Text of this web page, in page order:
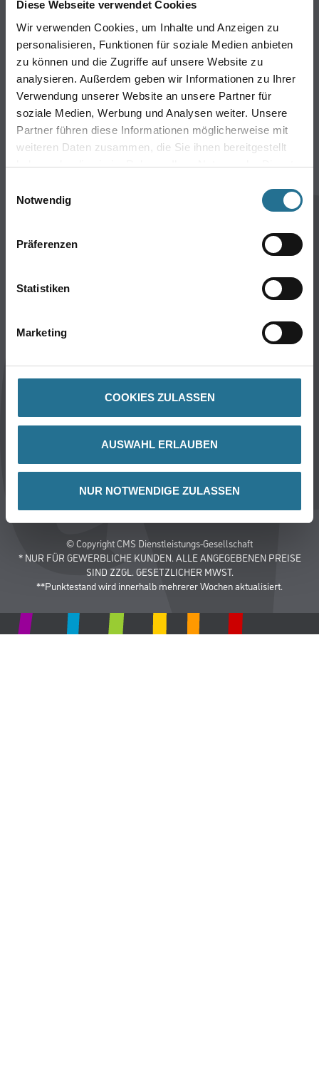
Diese Webseite verwendet Cookies
Wir verwenden Cookies, um Inhalte und Anzeigen zu
personalisieren, Funktionen für soziale Medien anbieten
zu können und die Zugriffe auf unsere Website zu
analysieren. Außerdem geben wir Informationen zu Ihrer
Verwendung unserer Website an unsere Partner für
soziale Medien, Werbung und Analysen weiter. Unsere
Partner führen diese Informationen möglicherweise mit
weiteren Daten zusammen, die Sie ihnen bereitgestellt
haben oder die sie im Rahmen Ihrer Nutzung der Dienste
Notwendig
Präferenzen
Statistiken
Marketing
COOKIES ZULASSEN
AUSWAHL ERLAUBEN
NUR NOTWENDIGE ZULASSEN
Werkzeug & Maschinen
Verbrauchsmaterialien
Angebote
Hersteller
Über Uns
Unternehmen
Aktuelles
Karriere
FAQ
Rechtliches
Nutzungsbedingungen
Integrität
Follow Us
© Copyright CMS Dienstleistungs-Gesellschaft
* NUR FÜR GEWERBLICHE KUNDEN. ALLE ANGEGEBENEN PREISE
SIND ZZGL. GESETZLICHER MWST.
**Punktestand wird innerhalb mehrerer Wochen aktualisiert.